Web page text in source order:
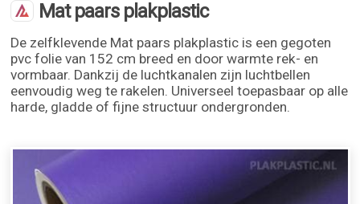
Mat paars plakplastic
De zelfklevende Mat paars plakplastic is een gegoten
pvc folie van 152 cm breed en door warmte rek- en
vormbaar. Dankzij de luchtkanalen zijn luchtbellen
eenvoudig weg te rakelen. Universeel toepasbaar op alle
harde, gladde of fijne structuur ondergronden.